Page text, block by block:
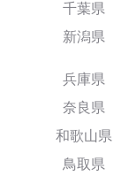
千葉県
新潟県
兵庫県
奈良県
和歌山県
鳥取県